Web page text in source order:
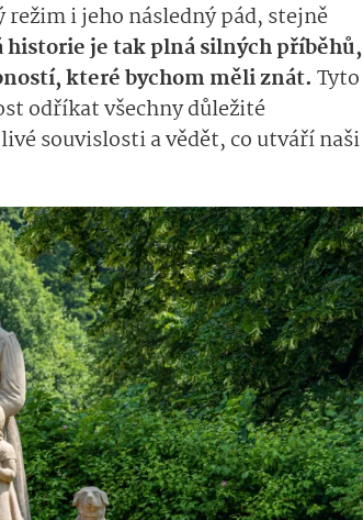
i jeho následný pád, stejně
historie je tak plná silných příběhů,
které bychom měli znát. Tyto
odříkat všechny důležité
souvislosti a vědět, co utváří naši